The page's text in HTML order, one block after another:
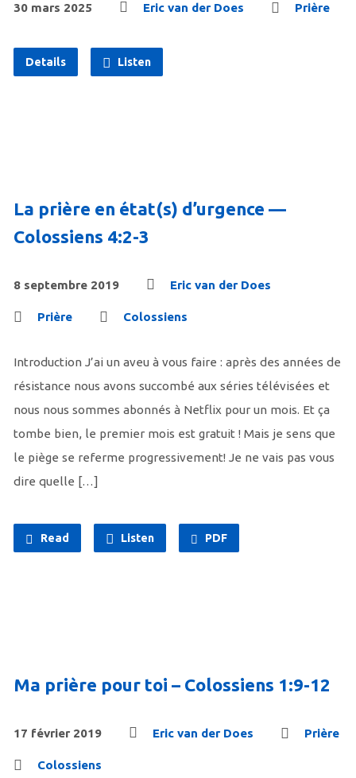
30 mars 2025 Eric van der Does Prière
Details Listen
La prière en état(s) d’urgence —
Colossiens 4:2-3
8 septembre 2019 Eric van der Does
Prière Colossiens
Introduction J’ai un aveu à vous faire : après des années de
résistance nous avons succombé aux séries télévisées et
nous nous sommes abonnés à Netflix pour un mois. Et ça
tombe bien, le premier mois est gratuit ! Mais je sens que
le piège se referme progressivement! Je ne vais pas vous
dire quelle […]
Read Listen PDF
Ma prière pour toi – Colossiens 1:9-12
17 février 2019 Eric van der Does Prière
Colossiens